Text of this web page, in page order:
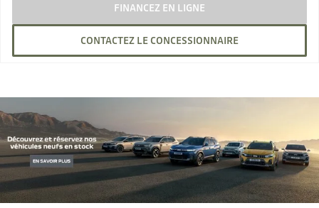
FINANCEZ EN LIGNE
CONTACTEZ LE CONCESSIONNAIRE